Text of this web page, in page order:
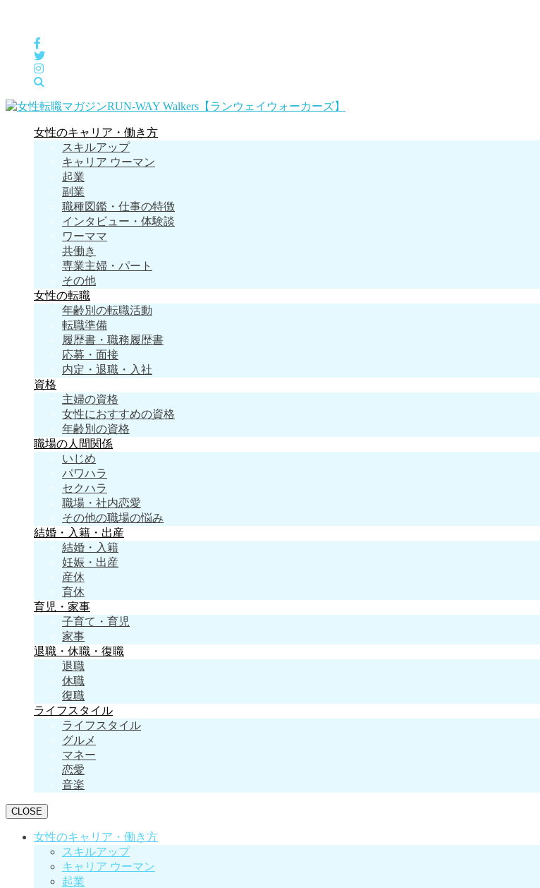
女性のキャリア・働き方
スキルアップ
キャリア ウーマン
起業
副業
職種図鑑・仕事の特徴
インタビュー・体験談
ワーママ
共働き
専業主婦・パート
その他
女性の転職
年齢別の転職活動
転職準備
履歴書・職務履歴書
応募・面接
内定・退職・入社
資格
主婦の資格
女性におすすめの資格
年齢別の資格
職場の人間関係
いじめ
パワハラ
セクハラ
職場・社内恋愛
その他の職場の悩み
結婚・入籍・出産
結婚・入籍
妊娠・出産
産休
育休
育児・家事
子育て・育児
家事
退職・休職・復職
退職
休職
復職
ライフスタイル
ライフスタイル
グルメ
マネー
恋愛
音楽
CLOSE
女性のキャリア・働き方
スキルアップ
キャリア ウーマン
起業